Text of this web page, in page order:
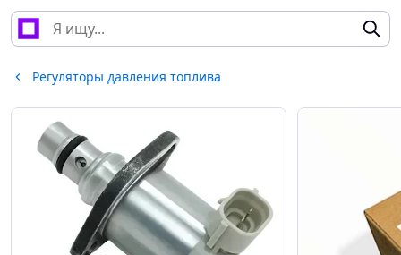
Регуляторы давления топлива